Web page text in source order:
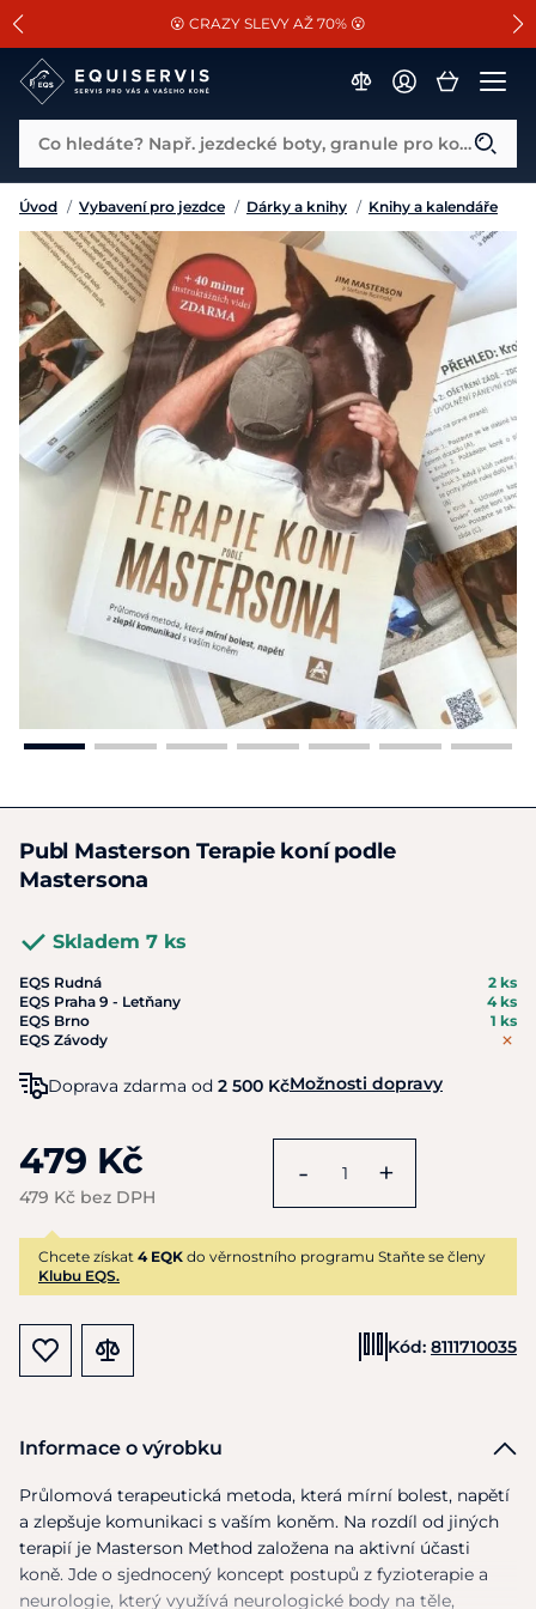
SLEVA 13% na vše od Cassini!
😮 CRAZY SLEVY AŽ 70% 😮
📐Pasování a doplňky k vybraným sedlům ZDARMA 🐴
Co hledáte? Např. jezdecké boty, granule pro koně...
Úvod / Vybavení pro jezdce / Dárky a knihy / Knihy a kalendáře
Publ Masterson Terapie koní podle
Mastersona
Skladem 7 ks
EQS Rudná
2 ks
EQS Praha 9 - Letňany
4 ks
EQS Brno
1 ks
EQS Závody
Doprava zdarma od 2 500 KčMožnosti dopravy
479 Kč
479 Kč bez DPH
- +
Chcete získat 4 EQK do věrnostního programu Staňte se členy
Klubu EQS.
Kód: 8111710035
Informace o výrobku
Průlomová terapeutická metoda, která mírní bolest, napětí
a zlepšuje komunikaci s vaším koněm. Na rozdíl od jiných
terapií je Masterson Method založena na aktivní účasti
koně. Jde o sjednocený koncept postupů z fyzioterapie a
neurologie, který využívá neurologické body na těle,